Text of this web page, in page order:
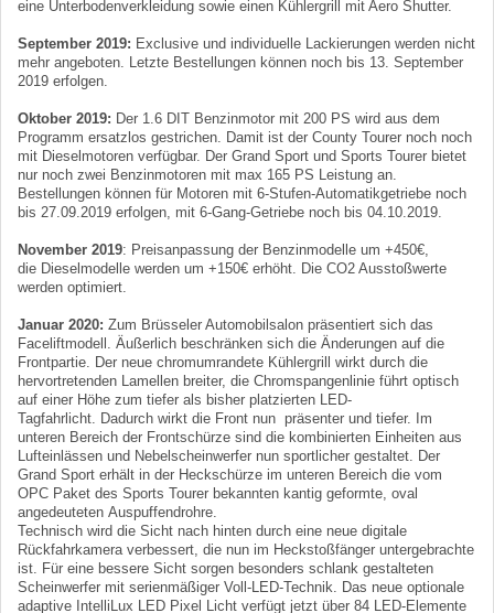
eine Unterbodenverkleidung sowie einen Kühlergrill mit Aero Shutter.
September 2019: Exclusive und individuelle Lackierungen werden nicht
mehr angeboten. Letzte Bestellungen können noch bis 13. September
2019 erfolgen.
Oktober 2019: Der 1.6 DIT Benzinmotor mit 200 PS wird aus dem
Programm ersatzlos gestrichen. Damit ist der County Tourer noch noch
mit Dieselmotoren verfügbar. Der Grand Sport und Sports Tourer bietet
nur noch zwei Benzinmotoren mit max 165 PS Leistung an.
Bestellungen können für Motoren mit 6-Stufen-Automatikgetriebe noch
bis 27.09.2019 erfolgen, mit 6-Gang-Getriebe noch bis 04.10.2019.
November 2019: Preisanpassung der Benzinmodelle um +450€,
die Dieselmodelle werden um +150€ erhöht. Die CO2 Ausstoßwerte
werden optimiert.
Januar 2020: Zum Brüsseler Automobilsalon präsentiert sich das
Faceliftmodell. Äußerlich beschränken sich die Änderungen auf die
Frontpartie. Der neue chromumrandete Kühlergrill wirkt durch die
hervortretenden Lamellen breiter, die Chromspangenlinie führt optisch
auf einer Höhe zum tiefer als bisher platzierten LED-
Tagfahrlicht. Dadurch wirkt die Front nun präsenter und tiefer. Im
unteren Bereich der Frontschürze sind die kombinierten Einheiten aus
Lufteinlässen und Nebelscheinwerfer nun sportlicher gestaltet. Der
Grand Sport erhält in der Heckschürze im unteren Bereich die vom
OPC Paket des Sports Tourer bekannten kantig geformte, oval
angedeuteten Auspuffendrohre.
Technisch wird die Sicht nach hinten durch eine neue digitale
Rückfahrkamera verbessert, die nun im Heckstoßfänger untergebrachte
ist. Für eine bessere Sicht sorgen besonders schlank gestalteten
Scheinwerfer mit serienmäßiger Voll-LED-Technik. Das neue optionale
adaptive IntelliLux LED Pixel Licht verfügt jetzt über 84 LED-Elemente